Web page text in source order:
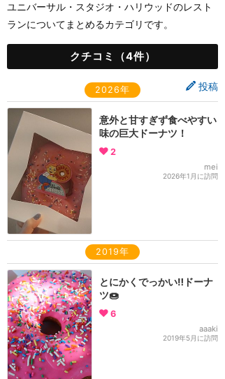
ユニバーサル・スタジオ・ハリウッドのレスト
ランについてまとめるカテゴリです。
クチコミ（4件）
投稿
2026年
意外と甘すぎず食べやすい
味の巨大ドーナツ！
2
mei
2026年1月に訪問
2019年
とにかくでっかい‼️ドーナ
ツ🍩
6
aaaki
2019年5月に訪問